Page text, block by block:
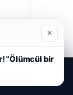
×
“Ölümcül bir